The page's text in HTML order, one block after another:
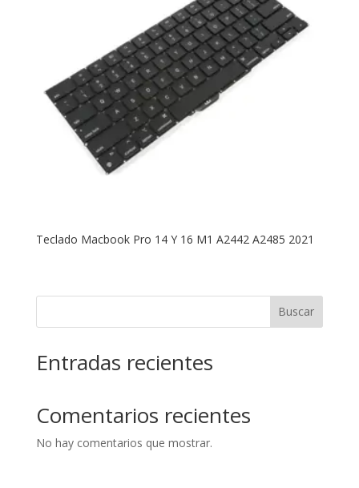
Teclado Macbook Pro 14 Y 16 M1 A2442 A2485 2021
Buscar
Entradas recientes
Comentarios recientes
No hay comentarios que mostrar.